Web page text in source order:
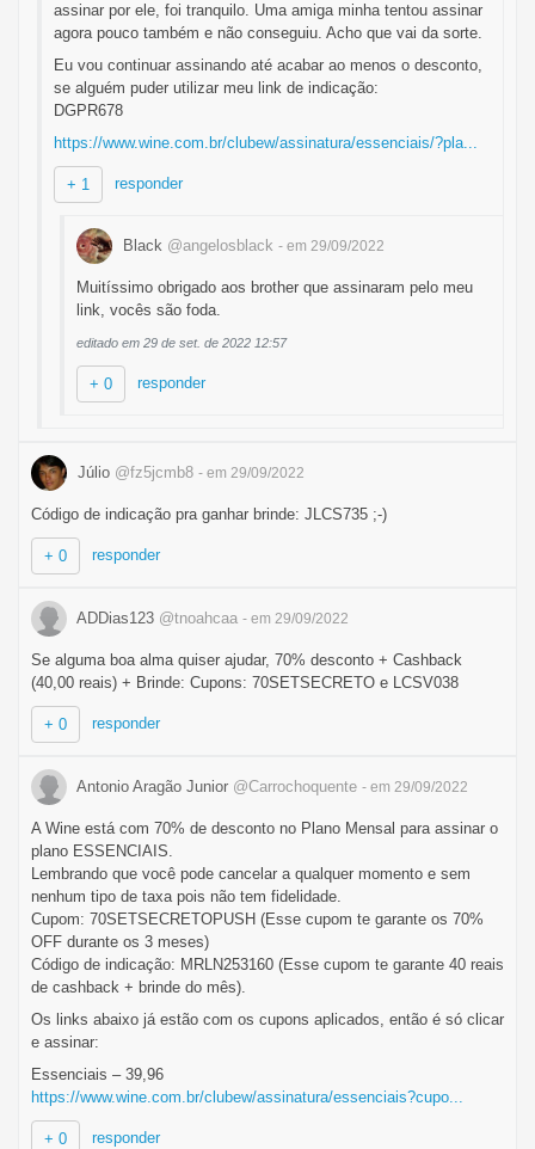
assinar por ele, foi tranquilo. Uma amiga minha tentou assinar
agora pouco também e não conseguiu. Acho que vai da sorte.
Eu vou continuar assinando até acabar ao menos o desconto,
se alguém puder utilizar meu link de indicação:
DGPR678
https://www.wine.com.br/clubew/assinatura/essenciais/?pla...
+ 1 responder
Black @angelosblack - em 29/09/2022
Muitíssimo obrigado aos brother que assinaram pelo meu
link, vocês são foda.
editado em 29 de set. de 2022 12:57
+ 0 responder
Júlio @fz5jcmb8 - em 29/09/2022
Código de indicação pra ganhar brinde: JLCS735 ;-)
+ 0 responder
ADDias123 @tnoahcaa - em 29/09/2022
Se alguma boa alma quiser ajudar, 70% desconto + Cashback
(40,00 reais) + Brinde: Cupons: 70SETSECRETO e LCSV038
+ 0 responder
Antonio Aragão Junior @Carrochoquente - em 29/09/2022
A Wine está com 70% de desconto no Plano Mensal para assinar o
plano ESSENCIAIS.
Lembrando que você pode cancelar a qualquer momento e sem
nenhum tipo de taxa pois não tem fidelidade.
Cupom: 70SETSECRETOPUSH (Esse cupom te garante os 70%
OFF durante os 3 meses)
Código de indicação: MRLN253160 (Esse cupom te garante 40 reais
de cashback + brinde do mês).
Os links abaixo já estão com os cupons aplicados, então é só clicar
e assinar:
Essenciais – 39,96
https://www.wine.com.br/clubew/assinatura/essenciais?cupo...
+ 0 responder